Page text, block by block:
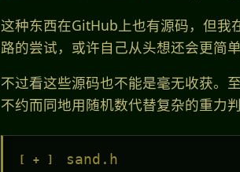
这种东西在GitHub上也有源码，但我
路的尝试，或许自己从头想还会更简
不过看这些源码也不能是毫无收获。
不约而同地用随机数代替复杂的重力判
sand.h